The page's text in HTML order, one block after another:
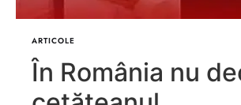
ARTICOLE
În România nu